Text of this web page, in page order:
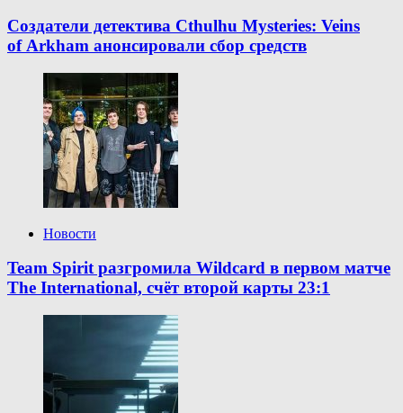
Создатели детектива Cthulhu Mysteries: Veins
of Arkham анонсировали сбор средств
Новости
Team Spirit разгромила Wildcard в первом матче
The International, счёт второй карты 23:1